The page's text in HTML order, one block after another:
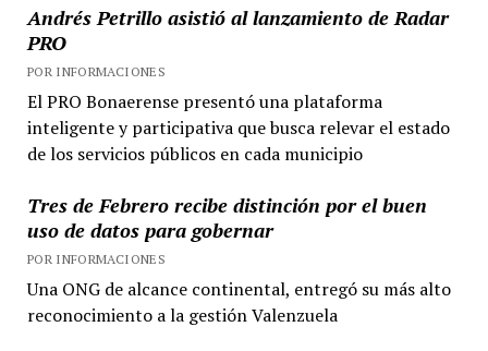
Andrés Petrillo asistió al lanzamiento de Radar
PRO
POR INFORMACIONES
El PRO Bonaerense presentó una plataforma
inteligente y participativa que busca relevar el estado
de los servicios públicos en cada municipio
Tres de Febrero recibe distinción por el buen
uso de datos para gobernar
POR INFORMACIONES
Una ONG de alcance continental, entregó su más alto
reconocimiento a la gestión Valenzuela